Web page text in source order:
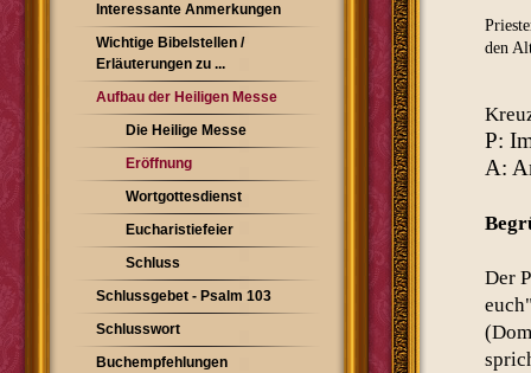
den
P:
A:
Der
Interessante Anmerkungen
Wichtige Bibelstellen /
Erläuterungen zu ...
Aufbau der Heiligen Messe
Die Heilige Messe
Eröffnung
Wortgottesdienst
Eucharistiefeier
Schluss
Schlussgebet - Psalm 103
Schlusswort
Buchempfehlungen